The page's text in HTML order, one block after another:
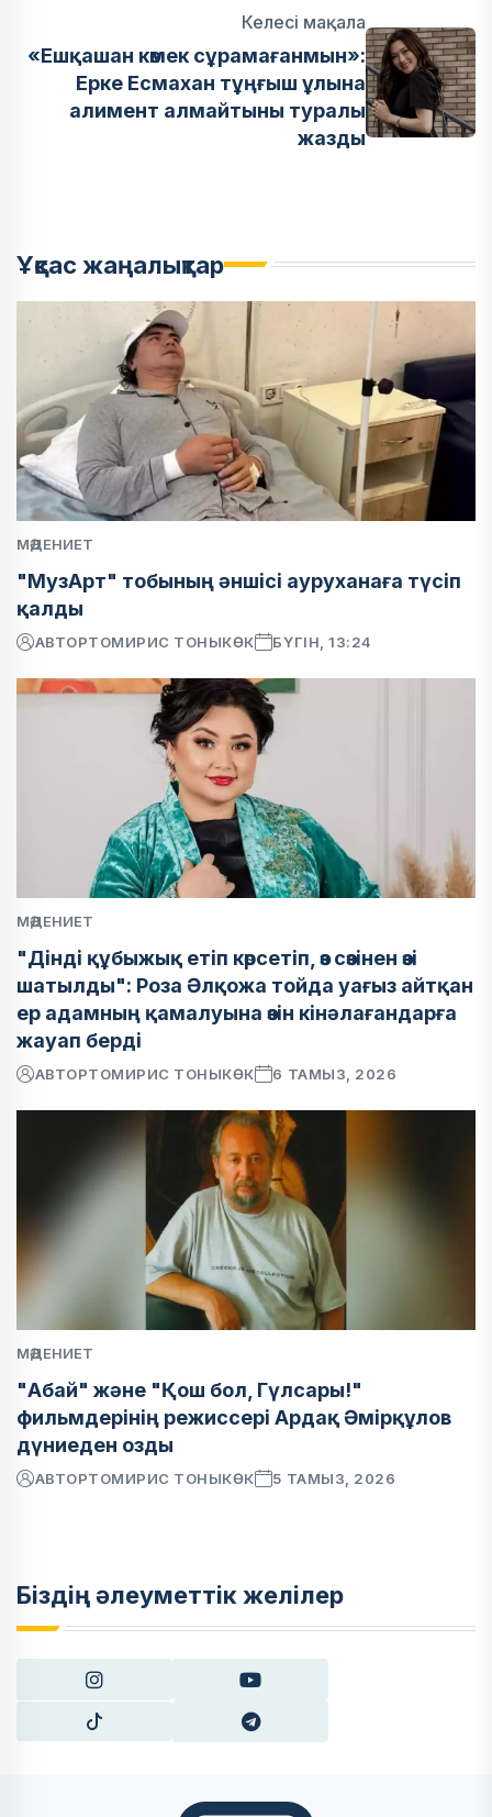
Келесі мақала
«Ешқашан көмек сұрамағанмын»:
Ерке Есмахан тұңғыш ұлына
алимент алмайтыны туралы
жазды
Ұқсас жаңалықтар
МӘДЕНИЕТ
"МузАрт" тобының әншісі ауруханаға түсіп
қалды
АВТОРТОМИРИС ТОНЫКӨК БҮГІН, 13:24
МӘДЕНИЕТ
"Дінді құбыжық етіп көрсетіп, өз сөзінен өзі
шатылды": Роза Әлқожа тойда уағыз айтқан
ер адамның қамалуына өзін кінәлағандарға
жауап берді
АВТОРТОМИРИС ТОНЫКӨК 6 ТАМЫЗ, 2026
МӘДЕНИЕТ
"Абай" және "Қош бол, Гүлсары!"
фильмдерінің режиссері Ардақ Әмірқұлов
дүниеден озды
АВТОРТОМИРИС ТОНЫКӨК 5 ТАМЫЗ, 2026
Біздің әлеуметтік желілер